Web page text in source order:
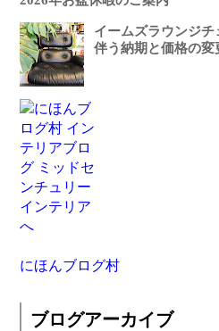
イームズラウンジ
伴う納期と価格の変
にほんブログ村
ブログアーカイブ